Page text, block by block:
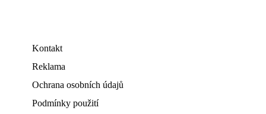
Kontakt
Reklama
Ochrana osobních údajů
Podmínky použití